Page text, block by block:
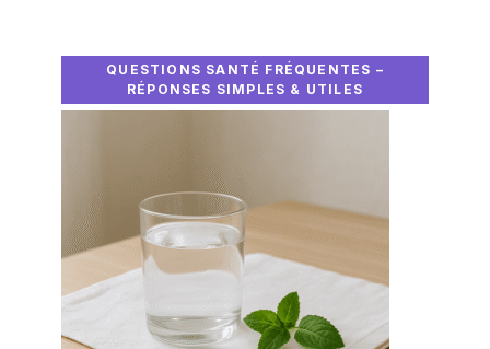
QUESTIONS SANTÉ FRÉQUENTES –
RÉPONSES SIMPLES & UTILES